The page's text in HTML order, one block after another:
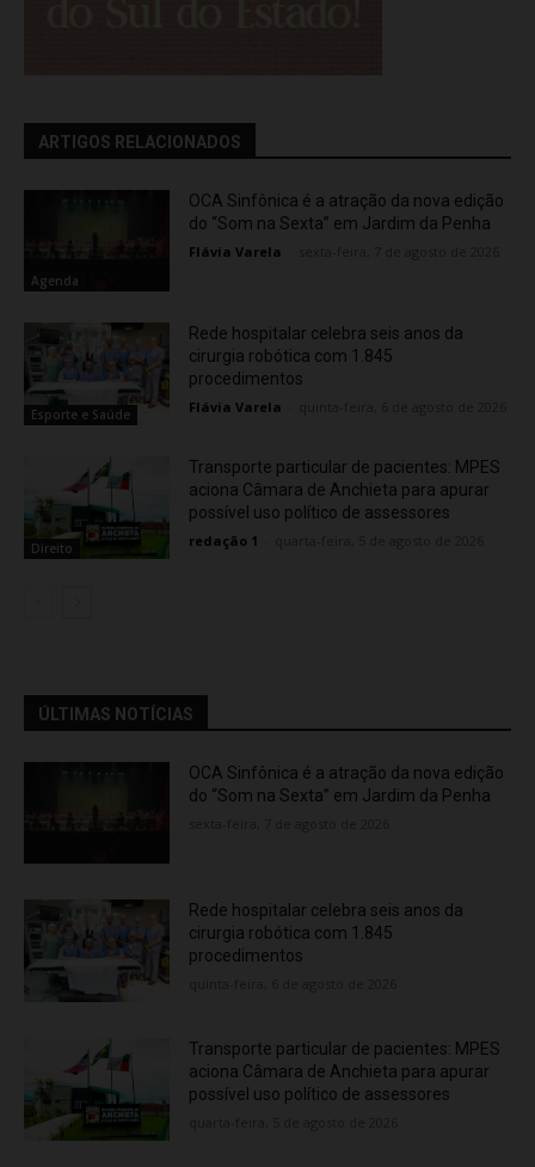
ARTIGOS RELACIONADOS
Agenda
OCA Sinfônica é a atração da nova edição
do “Som na Sexta” em Jardim da Penha
Flávia Varela
Esporte e Saúde
Rede hospitalar celebra seis anos da
cirurgia robótica com 1.845
procedimentos
Flávia Varela
Direito
Transporte particular de pacientes: MPES
aciona Câmara de Anchieta para apurar
possível uso político de assessores
redação 1
ÚLTIMAS NOTÍCIAS
OCA Sinfônica é a atração da nova edição
do “Som na Sexta” em Jardim da Penha
Rede hospitalar celebra seis anos da
cirurgia robótica com 1.845
procedimentos
Transporte particular de pacientes: MPES
aciona Câmara de Anchieta para apurar
possível uso político de assessores